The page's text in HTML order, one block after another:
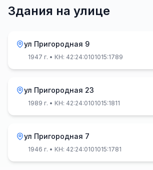
Здания на улице
ул Пригородная 9
1947 г. • КН: 42:24:0101015:1789
ул Пригородная 23
1989 г. • КН: 42:24:0101015:1811
ул Пригородная 7
1946 г. • КН: 42:24:0101015:1781